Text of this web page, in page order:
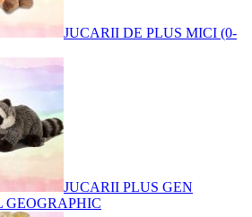
JUCARII DE PLUS MICI (0-
JUCARII PLUS GEN
GEOGRAPHIC